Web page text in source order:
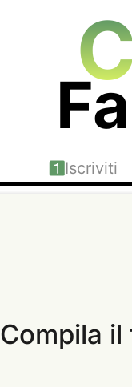
Iscriviti
Compila